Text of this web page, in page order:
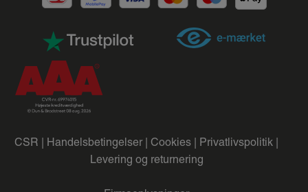
CSR | Handelsbetingelser | Cookies | Privatlivspolitik |
Levering og returnering